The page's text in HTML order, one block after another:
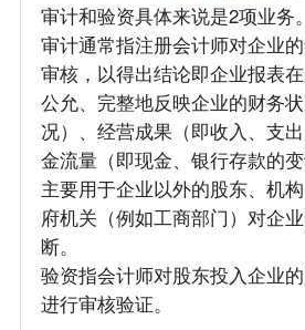
审计和验资具体来说是2项业务。
审计通常指注册会计师对企业
审核，以得出结论即企业报表
公允、完整地反映企业的财务
况）、经营成果（即收入、支
金流量（即现金、银行存款的变
主要用于企业以外的股东、机
府机关（例如工商部门）对企
断。
验资指会计师对股东投入企业
进行审核验证。